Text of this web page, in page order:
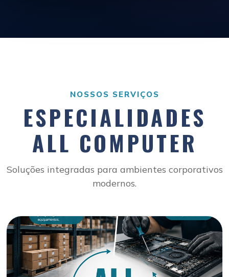
NOSSOS SERVIÇOS
ESPECIALIDADES
ALL COMPUTER
Soluções integradas para ambientes corporativos
modernos.